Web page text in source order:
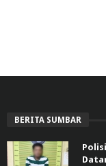
BERITA SUMBAR